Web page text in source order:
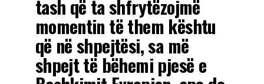
tash që ta shfrytëzojmë
momentin të them kështu
që në shpejtësi, sa më
shpejt të bëhemi pjesë e